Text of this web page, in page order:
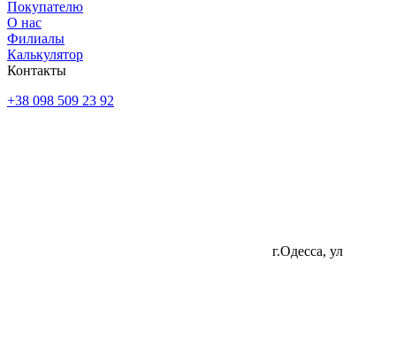
Покупателю
О нас
Филиалы
Калькулятор
Контакты
+38 098 509 23 92
г.Одесса, ул